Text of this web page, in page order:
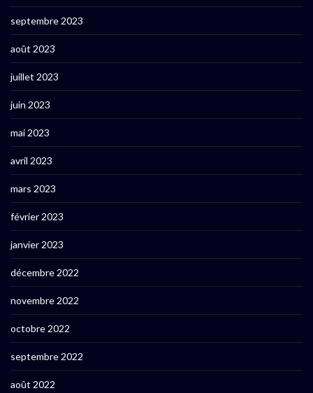
septembre 2023
août 2023
juillet 2023
juin 2023
mai 2023
avril 2023
mars 2023
février 2023
janvier 2023
décembre 2022
novembre 2022
octobre 2022
septembre 2022
août 2022